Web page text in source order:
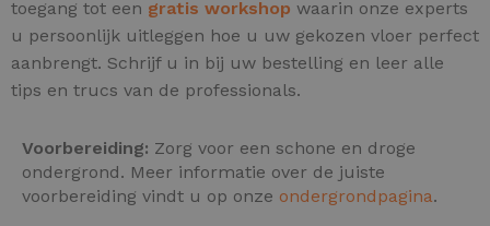
toegang tot een gratis workshop waarin onze experts
u persoonlijk uitleggen hoe u uw gekozen vloer perfect
aanbrengt. Schrijf u in bij uw bestelling en leer alle
tips en trucs van de professionals.
Voorbereiding: Zorg voor een schone en droge
ondergrond. Meer informatie over de juiste
voorbereiding vindt u op onze ondergrondpagina.